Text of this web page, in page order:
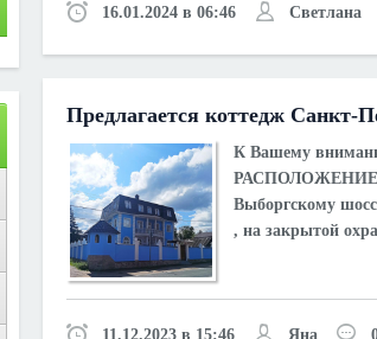
16.01.2024 в 06:46 Светлана
Предлагается коттедж Санкт-
К Вашему
РАСПОЛОЖЕНИЕ:
Выборгскому
, на закрытой
11.12.2023 в 15:46 Яна